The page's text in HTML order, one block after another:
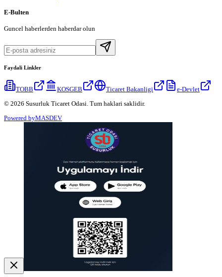
E-Bulten
Guncel haberlerden haberdar olun
Faydali Linkler
TOBB KOSGEB Ticaret Bakanligi
e-Devlet
© 2026 Susurluk Ticaret Odasi. Tum haklari saklidir.
Powered byMASDEV